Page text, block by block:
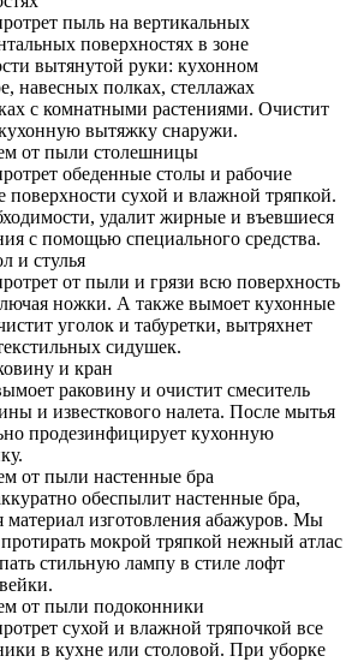
пыль на вертикальных
поверхностях в зоне
вытянутой руки: кухонном
навесных полках, стеллажах
с комнатными растениями. Очистит
вытяжку снаружи.
от пыли столешницы
обеденные столы и рабочие
поверхности сухой и влажной тряпкой.
удалит жирные и въевшиеся
с помощью специального средства.
и стулья
от пыли и грязи всю поверхность
ножки. А также вымоет кухонные
уголок и табуретки, вытряхнет
сидушек.
и кран
раковину и очистит смеситель
и известкового налета. После мытья
продезинфицирует кухонную
от пыли настенные бра
обеспылит настенные бра,
материал изготовления абажуров. Мы
мокрой тряпкой нежный атлас
стильную лампу в стиле лофт
от пыли подоконники
сухой и влажной тряпочкой все
в кухне или столовой. При уборке